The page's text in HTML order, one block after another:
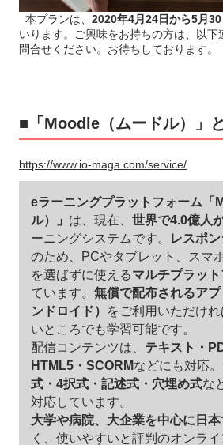
本プランは、 2020年4月24日から5月
いります。ご興味をお持ちの方は、以下
問合せください。お待ちしております。
■「Moodle（ムードル）」
https://www.io-maga.com/service/
eラーニングプラットフォーム「
ル）」 は、現在、 世界で4.0億人
ーニングシステムです。
レスポ
のため、PCやタブレット、スマ
を選ばずに使えるマルチプラッ
ています。 無償で配布されるア
ンドロイド）
をご利用いただけ
いところでも学習可能です。
配信コンテンツは、 テキスト・
HTML5・SCORMなどにも対応。
式・4択式・記述式・穴埋め式な
対応しています。
大学や病院、大企業を中心に日
く、使いやすいと評判のオンラ